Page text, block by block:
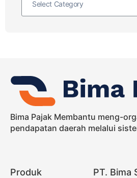
Bima Pajak Membantu meng-
pendapatan daerah melalui
Produk PT. Bima